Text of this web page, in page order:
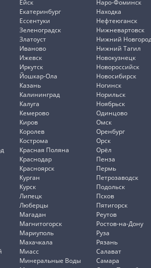
Ейск
Екатеринбург
Ессентуки
Зеленоградск
Златоуст
Иваново
Ижевск
Иркутск
Йошкар-Ола
Казань
Калининград
Калуга
Кемерово
Киров
Королев
Кострома
Красная Поляна
Краснодар
Красноярск
Курган
Курск
Липецк
Люберцы
Магадан
Магнитогорск
Мариуполь
Махачкала
Миасс
Минеральные Воды
Наро-Фоминск
Находка
Нефтеюганск
Нижневартовск
Нижний
Нижний Тагил
Новокузнецк
Новороссийск
Новосибирск
Ногинск
Норильск
Ноябрьск
Одинцово
Омск
Оренбург
Орск
Орёл
Пенза
Пермь
Петрозаводск
Подольск
Псков
Пятигорск
Реутов
Ростов-на-Дону
Руза
Рязань
Салават
Самара